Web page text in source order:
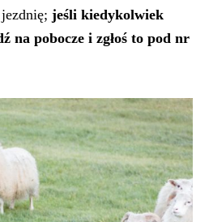
jeśli kiedykolwiek
na pobocze i zgłoś to pod nr